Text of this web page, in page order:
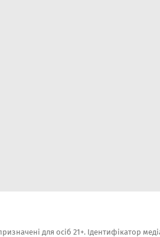
для осіб 21+. Ідентифікатор